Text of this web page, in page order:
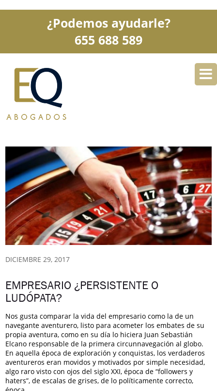
¿Podemos ayudarle?
655 688 589
SERVICIOS
BLOG CONTACTO
DICIEMBRE 29, 2017
EMPRESARIO ¿PERSISTENTE O
LUDÓPATA?
Nos gusta comparar la vida del empresario como la de un
navegante aventurero, listo para acometer los embates de su
propia aventura, como en su día lo hiciera Juan Sebastián
Elcano responsable de la primera circunnavegación al globo.
En aquella época de exploración y conquistas, los verdaderos
aventureros eran movidos y motivados por simple necesidad,
algo raro visto con ojos del siglo XXI, época de “followers y
haters”, de escalas de grises, de lo políticamente correcto,